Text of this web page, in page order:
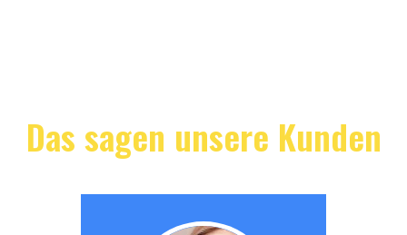
Das sagen unsere Kunden